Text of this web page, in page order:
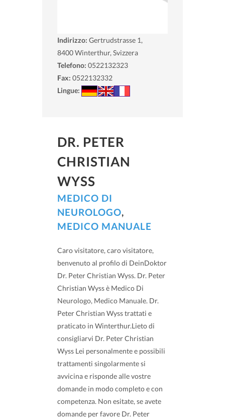
Indirizzo: Gertrudstrasse 1,
8400Winterthur, Svizzera
Telefono: 0522132323
Fax: 0522132332
Lingue:
DR. PETER
CHRISTIAN
WYSS
MEDICO DI
NEUROLOGO,
MEDICO MANUALE
Caro visitatore, caro visitatore,
benvenuto al profilo di DeinDoktor
Dr. Peter Christian Wyss. Dr. Peter
Christian Wyss è Medico Di
Neurologo, Medico Manuale. Dr.
Peter Christian Wyss trattati e
praticato in Winterthur.Lieto di
consigliarvi Dr. Peter Christian
Wyss Lei personalmente e possibili
trattamenti singolarmente si
avvicina e risponde alle vostre
domande in modo completo e con
competenza. Non esitate, se avete
domande per favore Dr. Peter